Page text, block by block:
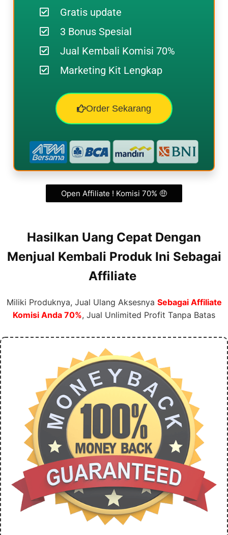
Gratis update
3 Bonus Spesial
Jual Kembali Komisi 70%
Marketing Kit Lengkap
Order Sekarang
Open Affiliate ! Komisi 70% 🤑
Hasilkan Uang Cepat Dengan
Menjual Kembali Produk Ini Sebagai
Affiliate
Miliki Produknya, Jual Ulang Aksesnya Sebagai Affiliate
Komisi Anda 70%, Jual Unlimited Profit Tanpa Batas